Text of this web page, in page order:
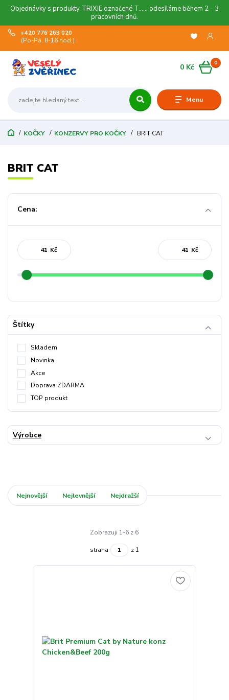
Objednávky s produkty TRIXIE označené T....., odesíláme během 2 - 3
pracovních dnů.
Menu
+420 776 263 020
(Po-Pá, 8-16 hod.)
0
0 Kč
KOČKY KONZERVY PRO KOČKY BRIT CAT
BRIT CAT
Cena:
Kč Kč
Štítky
Skladem
Novinka
Akce
Doprava ZDARMA
TOP produkt
Výrobce
Nejnovější Nejlevnější Nejdražší
Zobrazuji 1-6 z 6
strana z 1